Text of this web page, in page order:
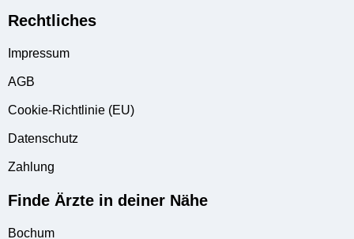
Rechtliches
Impressum
AGB
Cookie-Richtlinie (EU)
Datenschutz
Zahlung
Finde Ärzte in deiner Nähe
Bochum